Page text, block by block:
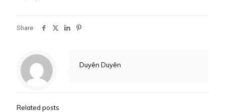
Share
Duyên Duyên
Related posts